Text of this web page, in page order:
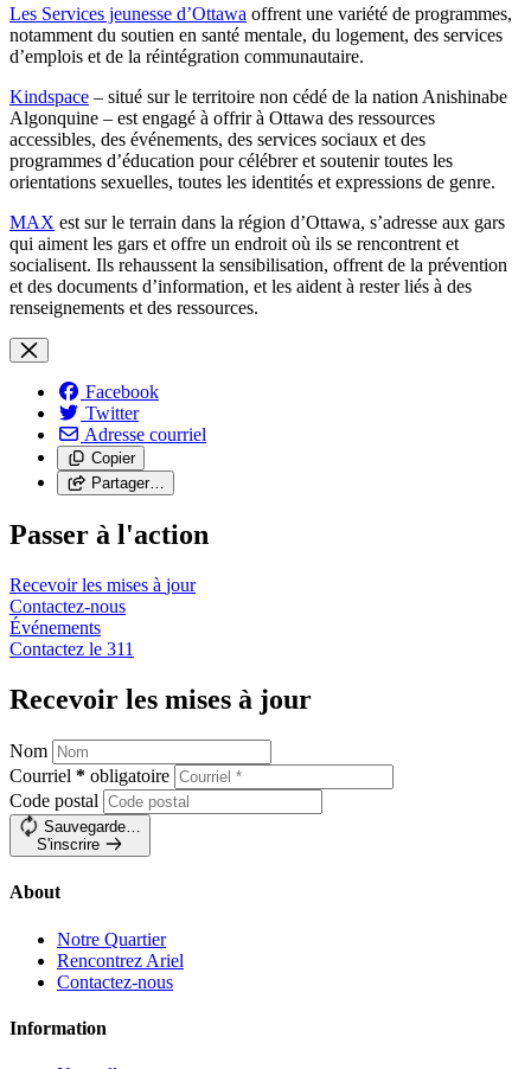
Les Services jeunesse d’Ottawa offrent une variété de programmes,
notamment du soutien en santé mentale, du logement, des services
d’emplois et de la réintégration communautaire.
Kindspace – situé sur le territoire non cédé de la nation Anishinabe
Algonquine – est engagé à offrir à Ottawa des ressources
accessibles, des événements, des services sociaux et des
programmes d’éducation pour célébrer et soutenir toutes les
orientations sexuelles, toutes les identités et expressions de genre.
MAX est sur le terrain dans la région d’Ottawa, s’adresse aux gars
qui aiment les gars et offre un endroit où ils se rencontrent et
socialisent. Ils rehaussent la sensibilisation, offrent de la prévention
et des documents d’information, et les aident à rester liés à des
renseignements et des ressources.
Facebook
Twitter
Adresse courriel
Copier
Partager…
Passer à l'action
Recevoir les mises à jour
Contactez-nous
Événements
Contactez le 311
Recevoir les mises à jour
Nom
Courriel * obligatoire
Code postal
Sauvegarde…
S'inscrire
About
Notre Quartier
Rencontrez Ariel
Contactez-nous
Information